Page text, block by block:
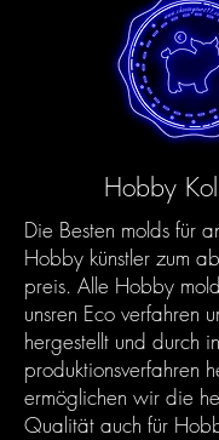
Hobby
Die Besten molds für
Hobby künstler zum
preis. Alle Hobby
unsren Eco verfahren
hergestellt und durch
produktionsverfahren
ermöglichen wir die
Qualität auch für